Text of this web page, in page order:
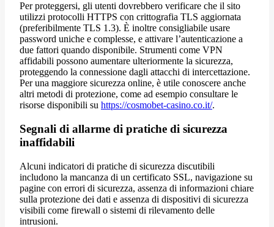
Per proteggersi, gli utenti dovrebbero verificare che il sito
utilizzi protocolli HTTPS con crittografia TLS aggiornata
(preferibilmente TLS 1.3). È inoltre consigliabile usare
password uniche e complesse, e attivare l’autenticazione a
due fattori quando disponibile. Strumenti come VPN
affidabili possono aumentare ulteriormente la sicurezza,
proteggendo la connessione dagli attacchi di intercettazione.
Per una maggiore sicurezza online, è utile conoscere anche
altri metodi di protezione, come ad esempio consultare le
risorse disponibili su https://cosmobet-casino.co.it/.
Segnali di allarme di pratiche di sicurezza
inaffidabili
Alcuni indicatori di pratiche di sicurezza discutibili
includono la mancanza di un certificato SSL, navigazione su
pagine con errori di sicurezza, assenza di informazioni chiare
sulla protezione dei dati e assenza di dispositivi di sicurezza
visibili come firewall o sistemi di rilevamento delle
intrusioni.